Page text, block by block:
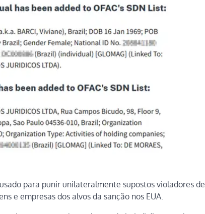
para punir unilateralmente supostos violadores de
e empresas dos alvos da sanção nos EUA.